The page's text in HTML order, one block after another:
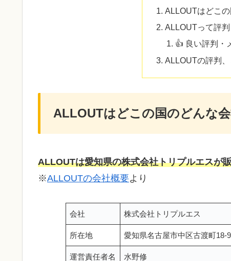
ALLOUTはどこ
ALLOUTって評判
👍 良い評判・
ALLOUTの評判
ALLOUTはどこの国のどんな会
ALLOUTは愛知県の株式会社トリプルエスが
※ALLOUTの会社概要より
会社 株式会社トリプルエス
所在地 愛知県名古屋市中区古渡町18-
運営責任者名 水野修